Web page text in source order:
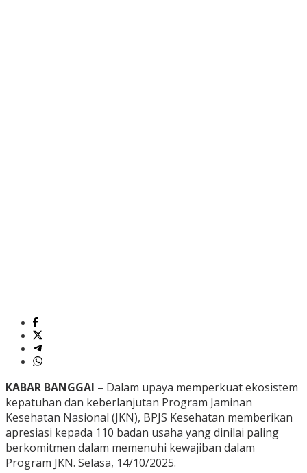
KABAR BANGGAI – Dalam upaya memperkuat ekosistem
kepatuhan dan keberlanjutan Program Jaminan
Kesehatan Nasional (JKN), BPJS Kesehatan memberikan
apresiasi kepada 110 badan usaha yang dinilai paling
berkomitmen dalam memenuhi kewajiban dalam
Program JKN. Selasa, 14/10/2025.